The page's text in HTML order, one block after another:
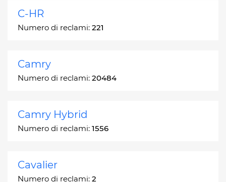
C-HR
Numero di reclami: 221
Camry
Numero di reclami: 20484
Camry Hybrid
Numero di reclami: 1556
Cavalier
Numero di reclami: 2